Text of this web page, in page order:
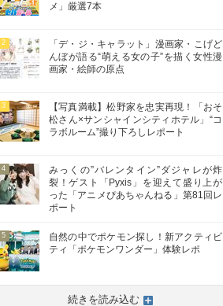
メ」厳選7本
2
「デ・ジ・キャラット」漫画家・こげど
んぼが語る“萌える女の子”を描く女性漫
画家・絵師の原点
3
【写真満載】松野家を忠実再現！「おそ
松さん×サンシャインシティホテル」“コ
ラボルーム”撮り下ろしレポート
4
みっくの”バレンタイン”ダジャレが炸
裂！ゲスト「Pyxis」を迎えて盛り上が
った「アニメぴあちゃんねる」第81回レ
ポート
5
自然の中でポケモン探し！新アクティビ
ティ「ポケモンワンダー」体験レポ
続きを読み込む